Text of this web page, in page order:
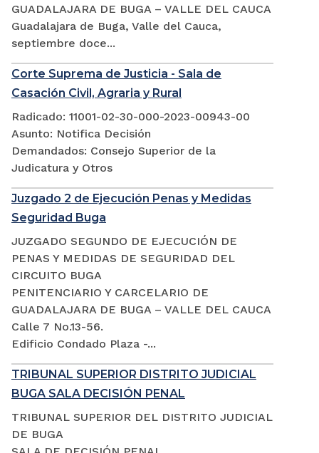
GUADALAJARA DE BUGA – VALLE DEL CAUCA
Guadalajara de Buga, Valle del Cauca,
septiembre doce...
Corte Suprema de Justicia - Sala de
Casación Civil, Agraria y Rural
Radicado: 11001-02-30-000-2023-00943-00
Asunto: Notifica Decisión
Demandados: Consejo Superior de la
Judicatura y Otros
Juzgado 2 de Ejecución Penas y Medidas
Seguridad Buga
JUZGADO SEGUNDO DE EJECUCIÓN DE
PENAS Y MEDIDAS DE SEGURIDAD DEL
CIRCUITO BUGA
PENITENCIARIO Y CARCELARIO DE
GUADALAJARA DE BUGA – VALLE DEL CAUCA
Calle 7 No.13-56.
Edificio Condado Plaza -...
TRIBUNAL SUPERIOR DISTRITO JUDICIAL
BUGA SALA DECISIÓN PENAL
TRIBUNAL SUPERIOR DEL DISTRITO JUDICIAL
DE BUGA